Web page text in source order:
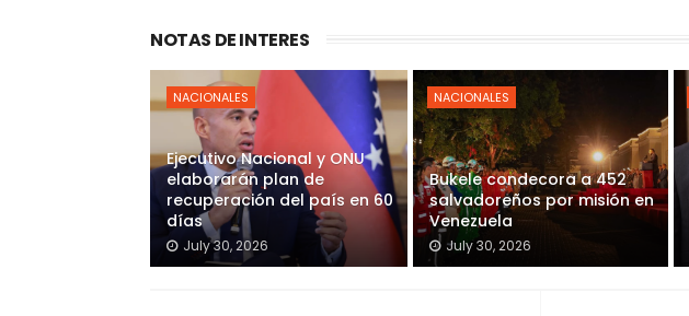
NOTAS DE INTERES
NACIONALES
Ejecutivo Nacional y ONU
elaborarán plan de
recuperación del país en 60
días
July 30, 2026
NACIONALES
Bukele condecora a 452
salvadoreños por misión en
Venezuela
July 30, 2026